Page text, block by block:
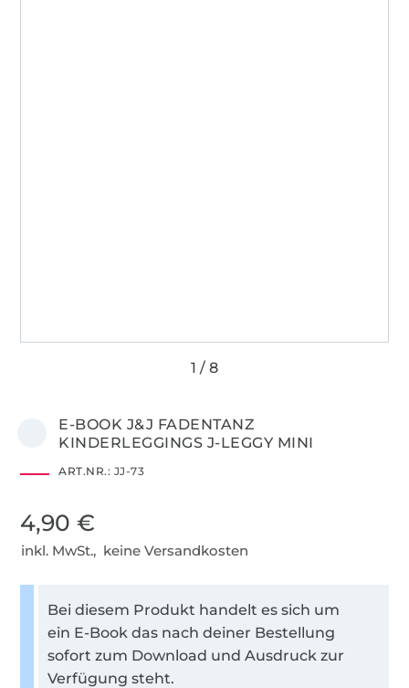
E-BOOK J&J FADENTANZ
KINDERLEGGINGS J-LEGGY MINI
ART.NR.: JJ-73
4,90 €
inkl. MwSt., keine Versandkosten
Bei diesem Produkt handelt es sich um
ein E-Book das nach deiner Bestellung
sofort zum Download und Ausdruck zur
Verfügung steht.